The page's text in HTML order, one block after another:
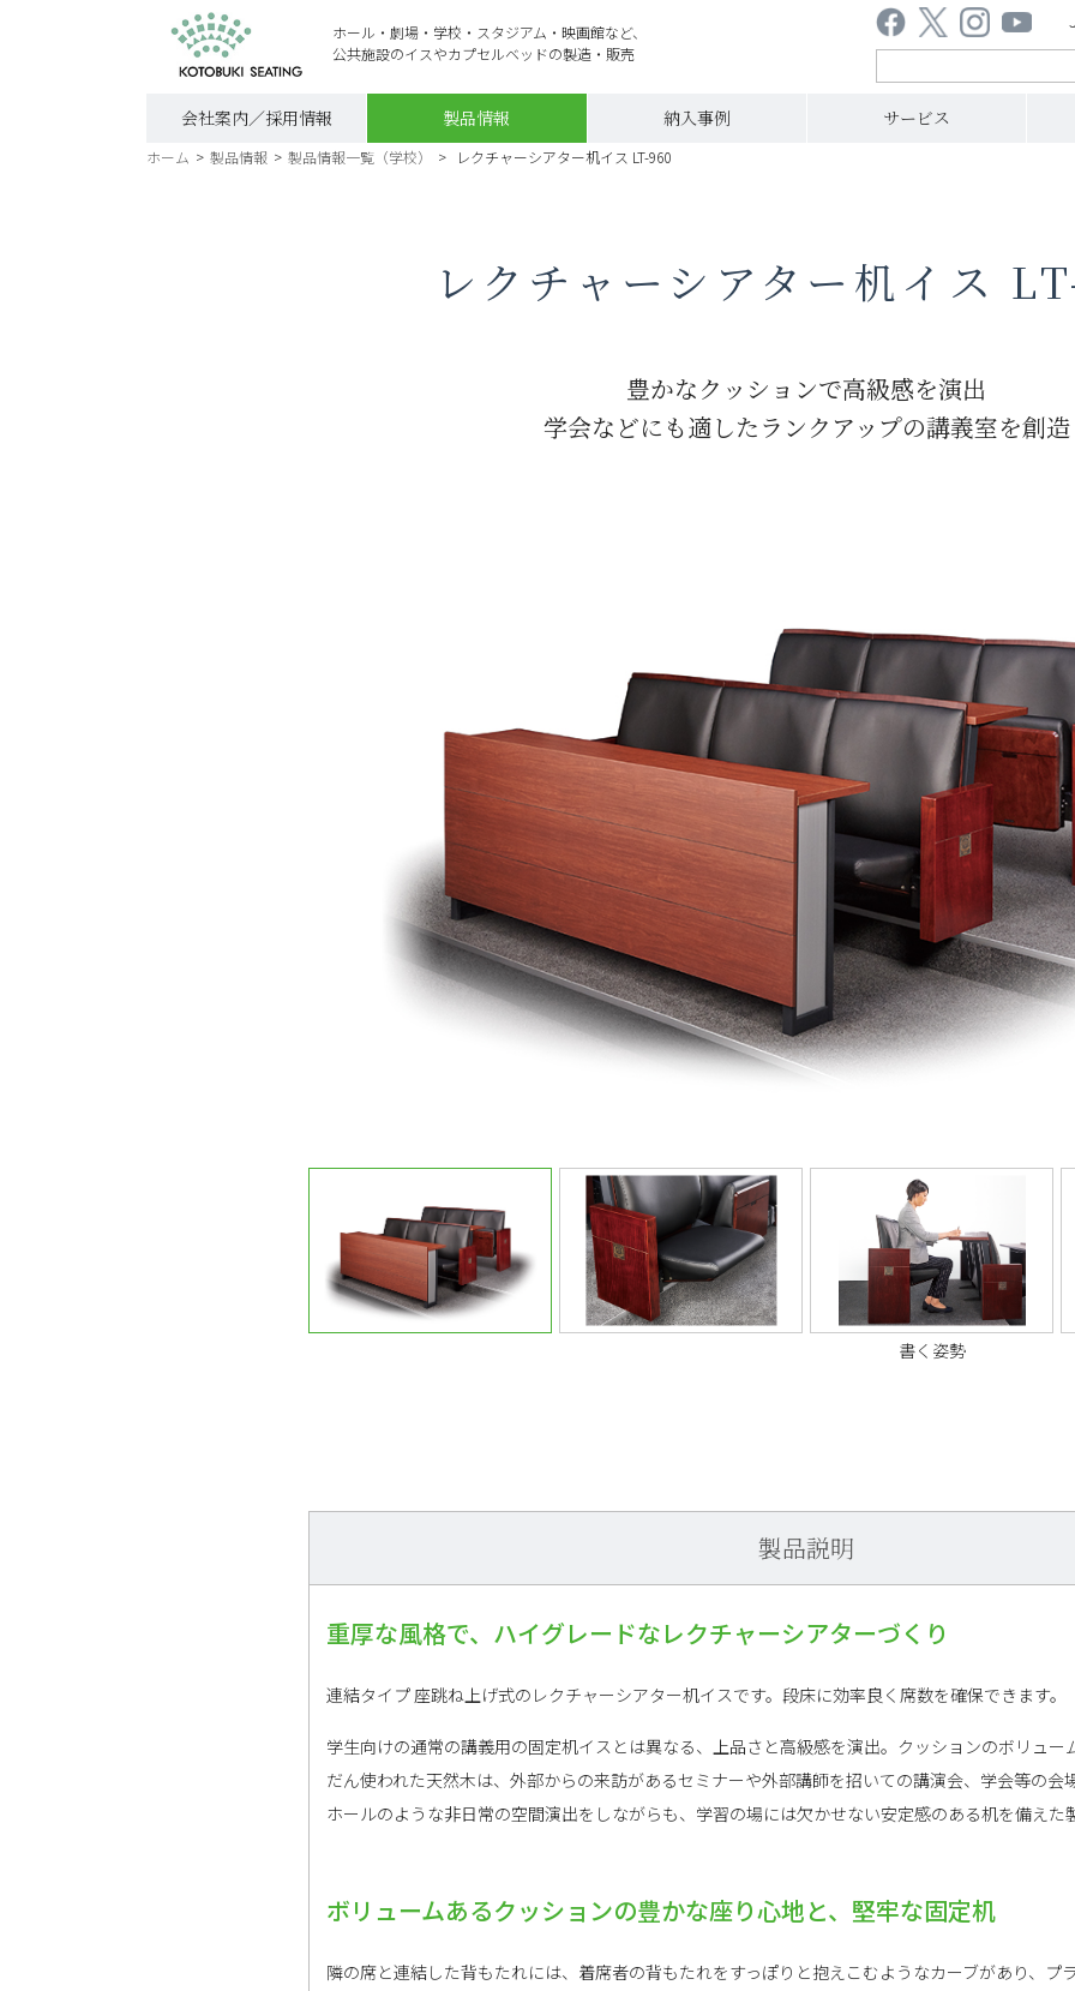
ホール・劇場・学校・スタジアム・映画館など、
公共施設のイスやカプセルベッドの製造・販売
会社案内／採用情報 製品情報 納入事例 サービス
ホーム > 製品情報 > 製品情報一覧（学校） > レクチャーシアター机イス LT-960
レクチャーシアター机イス
豊かなクッションで高級感を演出
学会などにも適したランクアップの講義室を創造
書く姿勢
製品説明
重厚な風格で、ハイグレードなレクチャーシアターづくり
連結タイプ 座跳ね上げ式のレクチャーシアター机イスです。段床に効率良く席数を確保できます。
学生向けの通常の講義用の固定机イスとは異なる、上品さと高級感を演出。クッションのボリュー
だん使われた天然木は、外部からの来訪があるセミナーや外部講師を招いての講演会、学会等の会
ホールのような非日常の空間演出をしながらも、学習の場には欠かせない安定感のある机を備えた
ボリュームあるクッションの豊かな座り心地と、堅牢な固定机
隣の席と連結した背もたれには、着席者の背もたれをすっぽりと抱えこむようなカーブがあり、プ